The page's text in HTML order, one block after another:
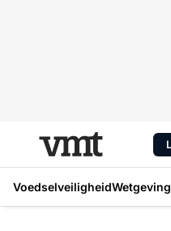
VoedselveiligheidWetgeving